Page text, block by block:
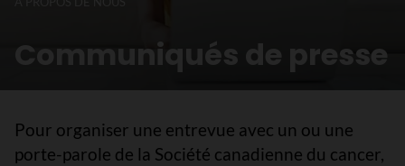
Communiqués de presse
Pour organiser une entrevue avec un ou une
porte-parole de la Société canadienne du cancer,